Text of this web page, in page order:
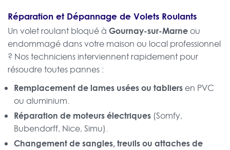
Réparation et Dépannage de Volets Roulants
Un volet roulant bloqué à Gournay-sur-Marneou
endommagé dans votre maison ou local professionnel
? Nos techniciens interviennent rapidement pour
résoudre toutes pannes :
Remplacement de lames usées ou tabliers en PVC
ou aluminium.
Réparation de moteurs électriques (Somfy,
Bubendorff, Nice, Simu).
Changement de sangles, treuils ou attaches de